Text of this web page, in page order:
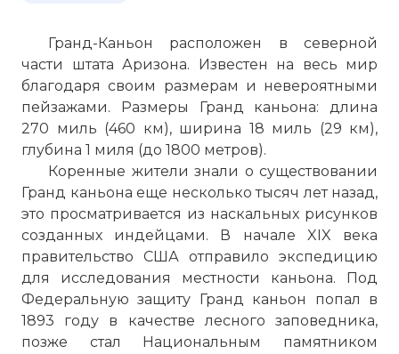
Гранд-Каньон расположен в северной
части штата Аризона. Известен на весь мир
благодаря своим размерам и невероятными
пейзажами. Размеры Гранд каньона: длина
270 миль (460 км), ширина 18 миль (29 км),
глубина 1 миля (до 1800 метров).
Коренные жители знали о существовании
Гранд каньона еще несколько тысяч лет назад,
это просматривается из наскальных рисунков
созданных индейцами. В начале XIX века
правительство США отправило экспедицию
для исследования местности каньона. Под
Федеральную защиту Гранд каньон
попал в
1893 году в качестве лесного заповедника,
позже стал Национальным памятником